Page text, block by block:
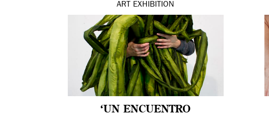
ART EXHIBITION
‘UN ENCUENTRO